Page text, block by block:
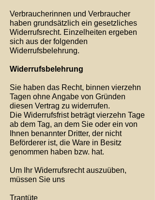
Verbraucherinnen und Verbraucher
haben grundsätzlich ein gesetzliches
Widerrufsrecht. Einzelheiten ergeben
sich aus der folgenden
Widerrufsbelehrung.
Widerrufsbelehrung
Sie haben das Recht, binnen vierzehn
Tagen ohne Angabe von Gründen
diesen Vertrag zu widerrufen.
Die Widerrufsfrist beträgt vierzehn Tage
ab dem Tag, an dem Sie oder ein von
Ihnen benannter Dritter, der nicht
Beförderer ist, die Ware in Besitz
genommen haben bzw. hat.
Um Ihr Widerrufsrecht auszuüben,
müssen Sie uns
Trantüte